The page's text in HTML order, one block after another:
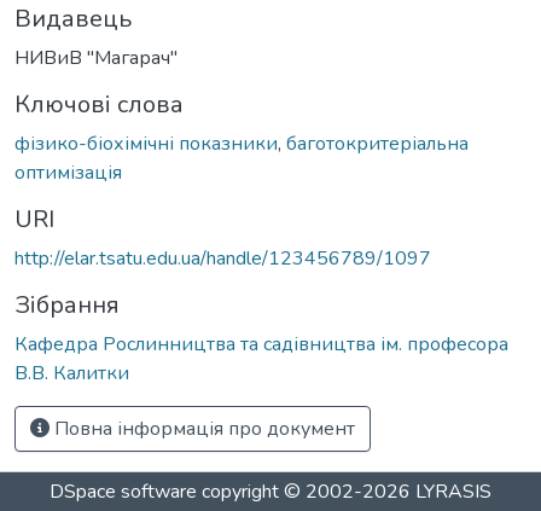
Видавець
НИВиВ "Магарач"
Ключові слова
фізико-біохімічні показники, баготокритеріальна
оптимізація
URI
http://elar.tsatu.edu.ua/handle/123456789/1097
Зібрання
Кафедра Рослинництва та садівництва ім. професора
В.В. Калитки
Повна інформація про документ
DSpace software copyright © 2002-2026 LYRASIS